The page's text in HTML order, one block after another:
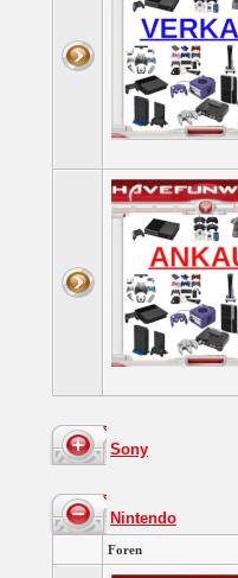
Sony
Nintendo
Foren